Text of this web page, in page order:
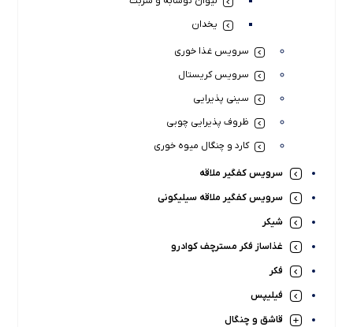
یخدان
سرویس غذا خوری
سرویس کریستال
سینی پذیرایی
ظروف پذیرایی چوبی
کارد و چنگال میوه خوری
سرویس کفگیر ملاقه
سرویس کفگیر ملاقه سیلیکونی
شیکر
غذاساز فکر مسترچف کوادرو
فکر
فیلیپس
قاشق و چنگال